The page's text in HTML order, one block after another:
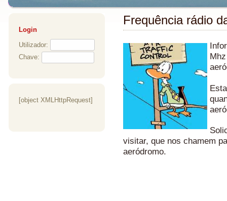
Login
Utilizador:
Chave:
[object XMLHttpRequest]
Frequência rádio
visitar, que nos chamem
aeródromo.